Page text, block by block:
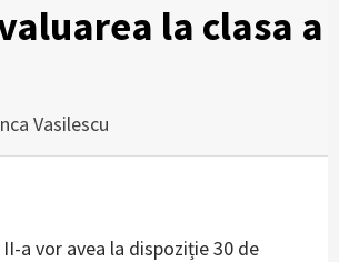
la clasa a
Vasilescu
II-a vor avea la dispoziție 30 de